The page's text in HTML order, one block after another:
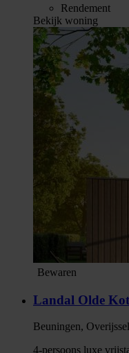
Rendement
Bekijk woning
Bewaren
Landal Olde
Beuningen, Overijssel
4-persoons luxe